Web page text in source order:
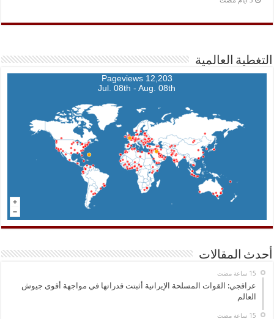
التغطية العالمية
12,203 Pageviews
Jul. 08th - Aug. 08th
أحدث المقالات
عراقجي: القوات المسلحة الإيرانية أثبتت قدراتها في مواجهة أقوى جيوش
العالم